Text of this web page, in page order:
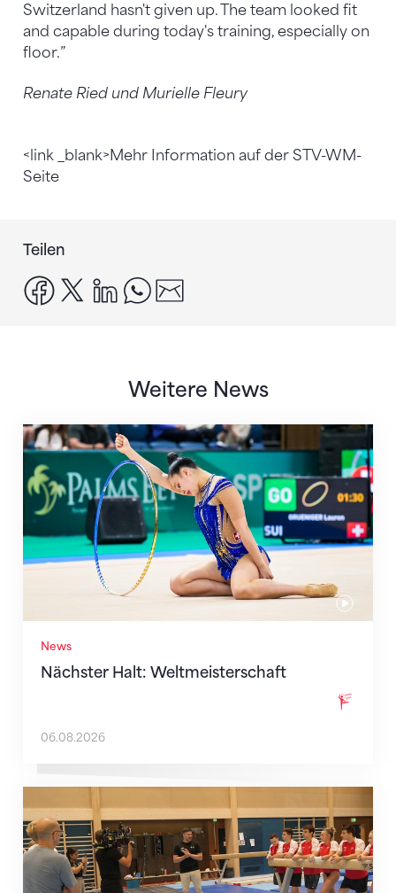
Switzerland hasn't given up. The team looked fit
and capable during today's training, especially on
floor.”
Renate Ried und Murielle Fleury
<link _blank>Mehr Information auf der STV-WM-
Seite
Teilen
facebook
x linkedinwhatsapp
Weitere News
News
Nächster Halt: Weltmeisterschaft
Nächster Halt: Weltmeisterschaft
06.08.2026
Mit klaren Zielen nach Zagreb